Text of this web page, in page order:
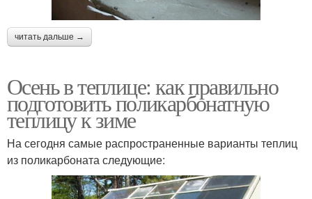
читать дальше →
Осень в теплице: как правильно
подготовить поликарбонатную
теплицу к зиме
На сегодня самые распространенные варианты теплиц
из поликарбоната следующие: